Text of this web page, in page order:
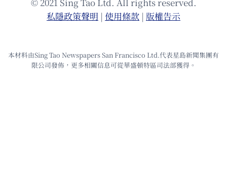
私隱政策聲明 | 使⽤條款 | 版權告⽰
本材料由Sing Tao Newspapers San Francisco Ltd.代表星島新聞集團有
限公司發佈，更多相關信息可從華盛頓特區司法部獲得。